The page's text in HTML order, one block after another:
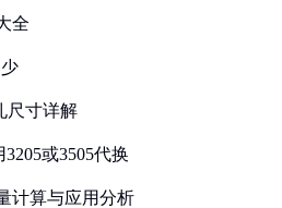
全
尺寸详解
或3505代换
计算与应用分析